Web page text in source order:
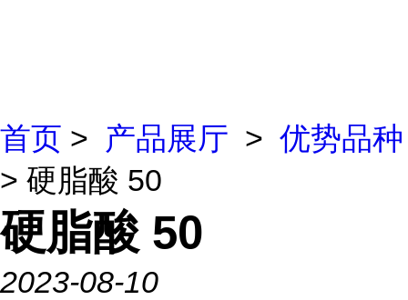
首页 > 产品展厅 > 优势品种
> 硬脂酸 50
硬脂酸 50
2023-08-10